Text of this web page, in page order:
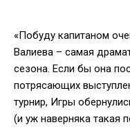
«Побуду капитаном
Валиева – самая
сезона. Если бы она
потрясающих
турнир, Игры
(и уж наверняка такая